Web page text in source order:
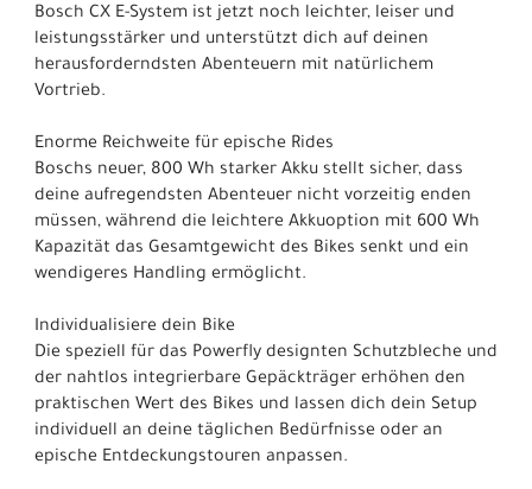
Bosch CX E-System ist jetzt noch leichter, leiser und
leistungsstärker und unterstützt dich auf deinen
herausforderndsten Abenteuern mit natürlichem
Vortrieb.
Enorme Reichweite für epische Rides
Boschs neuer, 800 Wh starker Akku stellt sicher, dass
deine aufregendsten Abenteuer nicht vorzeitig enden
müssen, während die leichtere Akkuoption mit 600 Wh
Kapazität das Gesamtgewicht des Bikes senkt und ein
wendigeres Handling ermöglicht.
Individualisiere dein Bike
Die speziell für das Powerfly designten Schutzbleche und
der nahtlos integrierbare Gepäckträger erhöhen den
praktischen Wert des Bikes und lassen dich dein Setup
individuell an deine täglichen Bedürfnisse oder an
epische Entdeckungstouren anpassen.